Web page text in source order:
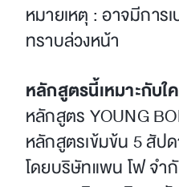
หมายเหตุ : อาจมีการ
ทราบล่วงหน้า
หลักสูตรนี้เหมาะกับใ
หลักสูตร YOUNG
หลักสูตรเข้มข้น 5 สัป
โดยบริษัทแพน โฟ จำ